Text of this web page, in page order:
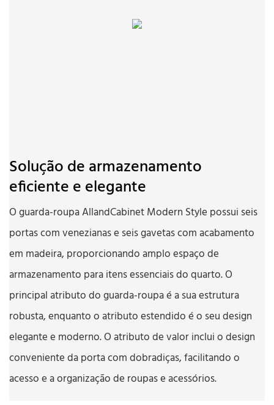
Solução de armazenamento
eficiente e elegante
O guarda-roupa AllandCabinet Modern Style possui seis
portas com venezianas e seis gavetas com acabamento
em madeira, proporcionando amplo espaço de
armazenamento para itens essenciais do quarto. O
principal atributo do guarda-roupa é a sua estrutura
robusta, enquanto o atributo estendido é o seu design
elegante e moderno. O atributo de valor inclui o design
conveniente da porta com dobradiças, facilitando o
acesso e a organização de roupas e acessórios.